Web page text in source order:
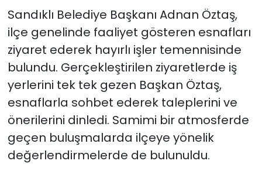
Sandıklı Belediye Başkanı Adnan Öztaş,
ilçe genelinde faaliyet gösteren esnafları
ziyaret ederek hayırlı işler temennisinde
bulundu. Gerçekleştirilen ziyaretlerde iş
yerlerini tek tek gezen Başkan Öztaş,
esnaflarla sohbet ederek taleplerini ve
önerilerini dinledi. Samimi bir atmosferde
geçen buluşmalarda ilçeye yönelik
değerlendirmelerde de bulunuldu.